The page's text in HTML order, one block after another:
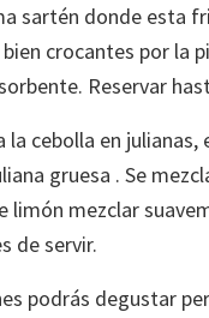
sartén donde esta
crocantes por la
Reservar
la cebolla en
gruesa . Se
mezclar
de servir.
podrás degustar